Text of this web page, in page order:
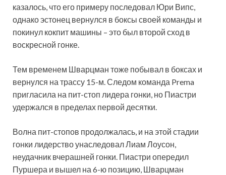
казалось, что его примеру последовал Юри Випс,
однако эстонец вернулся в боксы своей команды и
покинул кокпит машины – это был второй сход в
воскресной гонке.
Тем временем Шварцман тоже побывал в боксах и
вернулся на трассу 15-м. Следом команда Prema
пригласила на пит-стоп лидера гонки, но Пиастри
удержался в пределах первой десятки.
Волна пит-стопов продолжалась, и на этой стадии
гонки лидерство унаследовал Лиам Лоусон,
неудачник вчерашней гонки. Пиастри опередил
Пуршера и вышел на 6-ю позицию, Шварцман